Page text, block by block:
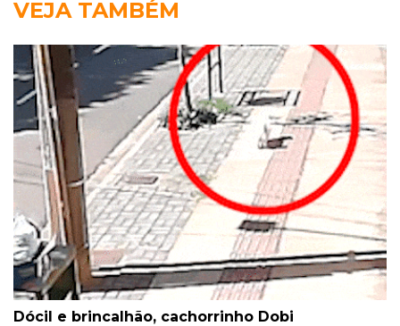
VEJA TAMBÉM
Dócil e brincalhão, cachorrinho Dobi